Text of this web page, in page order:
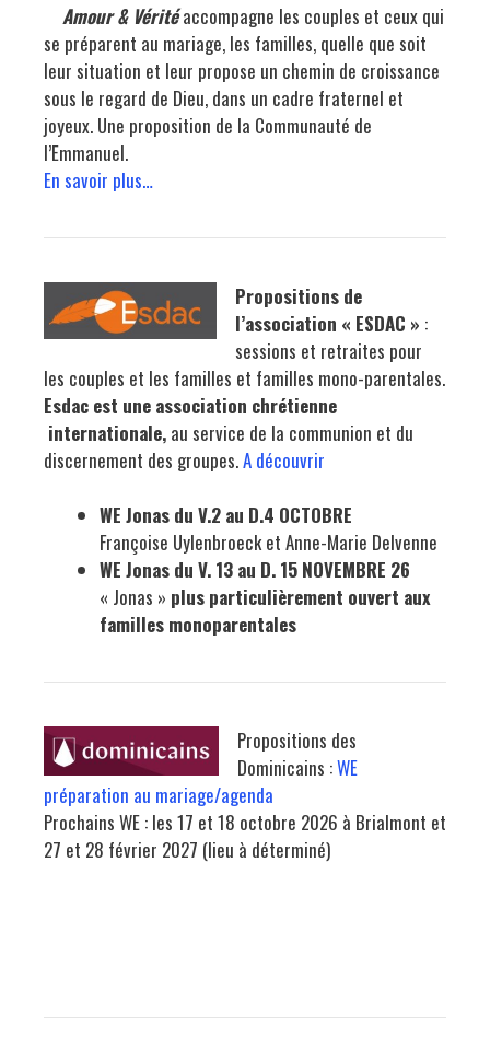
Amour & Véritéaccompagne les couples et ceux qui
se préparent au mariage, les familles, quelle que soit
leur situation et leur propose un chemin de croissance
sous le regard de Dieu, dans un cadre fraternel et
joyeux. Une proposition de la Communauté de
l’Emmanuel.
En savoir plus…
Propositions de
l’association « ESDAC » :
sessions et retraites pour
les couples et les familles et familles mono-parentales.
Esdac est une association chrétienne
internationale, au service de la communion et du
discernement des groupes.A découvrir
WE Jonas du V.2 au D.4 OCTOBRE
Françoise Uylenbroeck et Anne-Marie Delvenne
WE Jonas du V. 13 au D. 15 NOVEMBRE 26
« Jonas » plus particulièrement ouvert aux
familles monoparentales
Propositions des
Dominicains :WE
préparation au mariage/agenda
Prochains WE : les 17 et 18 octobre 2026 à Brialmont et
27 et 28 février 2027 (lieu à déterminé)